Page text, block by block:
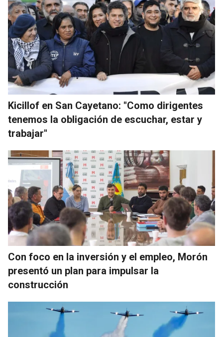
Kicillof en San Cayetano: "Como dirigentes
tenemos la obligación de escuchar, estar y
trabajar"
Con foco en la inversión y el empleo, Morón
presentó un plan para impulsar la
construcción